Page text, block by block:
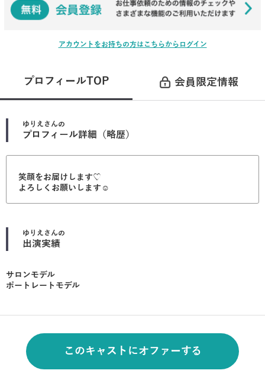
アカウントをお持ちの方はこちらからログイン
プロフィールTOP 会員限定情報
ゆりえ さんの
プロフィール詳細（略歴）
笑顔をお届けします♡
よろしくお願いします☺︎
ゆりえ さんの
出演実績
サロンモデル
ポートレートモデル
このキャストにオファーする